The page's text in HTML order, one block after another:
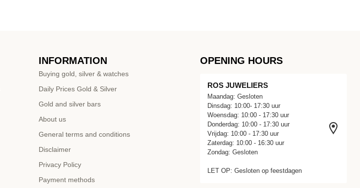
INFORMATION
Buying gold, silver & watches
Daily Prices Gold & Silver
Gold and silver bars
About us
General terms and conditions
Disclaimer
Privacy Policy
Payment methods
OPENING HOURS
ROS JUWELIERS
Maandag: Gesloten
Dinsdag: 10:00- 17:30 uur
Woensdag: 10:00 - 17:30 uur
Donderdag: 10:00 - 17:30 uur
Vrijdag: 10:00 - 17:30 uur
Zaterdag: 10:00 - 16:30 uur
Zondag: Gesloten
LET OP: Gesloten op feestdagen